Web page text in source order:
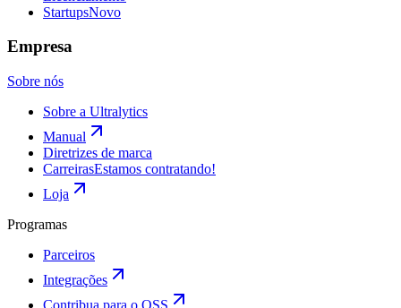
StartupsNovo
Empresa
Sobre nós
Sobre a Ultralytics
Manual
Diretrizes de marca
CarreirasEstamos contratando!
Loja
Programas
Parceiros
Integrações
Contribua para o OSS